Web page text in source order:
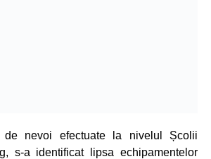
de nevoi efectuate la nivelul Școlii
s-a identificat lipsa echipamentelor